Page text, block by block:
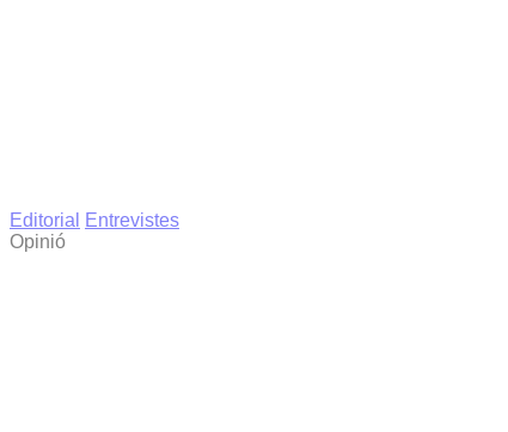
Editorial
Entrevistes
Opinió